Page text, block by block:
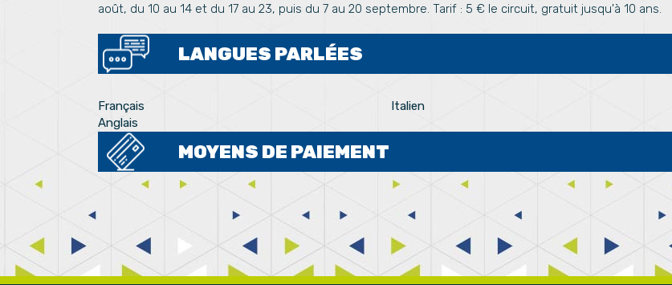
août, du 10 au 14 et du 17 au 23, puis du 7 au 20 septembre. Tarif : 5 € le circuit, gratuit jusqu'à 10 ans.
LANGUES PARLÉES
Français
Anglais
Italien
MOYENS DE PAIEMENT